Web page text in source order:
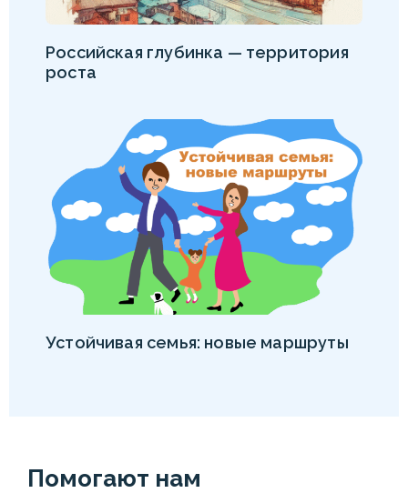
Российская глубинка — территория
роста
Устойчивая семья: новые маршруты
Помогают нам